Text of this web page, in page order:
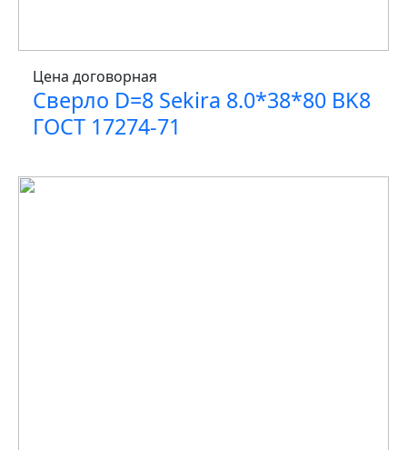
Цена договорная
Сверло D=8 Sekira 8.0*38*80 BK8
ГОСТ 17274-71